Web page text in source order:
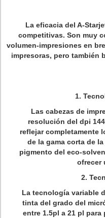
La eficacia del A-
competitivas. Son muy
volumen-impresiones en
impresoras, pero también
1.
Las cabezas de
resolución del dpi
reflejar completamente
de la gama corta de
pigmento del eco-
ofrecer
2.
La tecnología variable
tinta del grado del
entre 1.5pl a 21 pl